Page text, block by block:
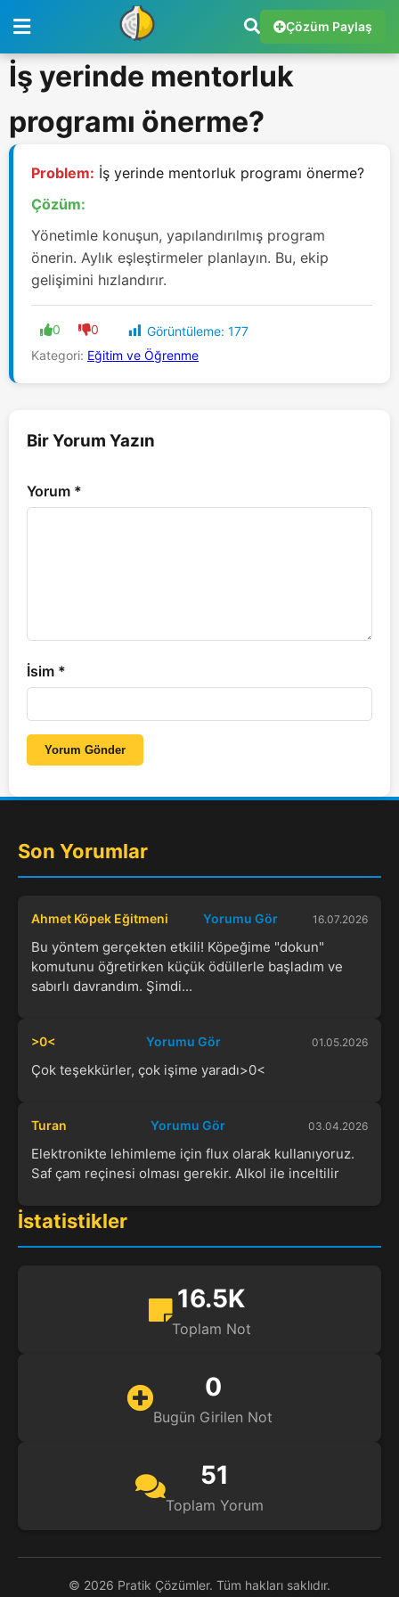
Çözüm Paylaş
İş yerinde mentorluk
programı önerme?
Problem: İş yerinde mentorluk programı önerme?
Çözüm:
Yönetimle konuşun, yapılandırılmış program
önerin. Aylık eşleştirmeler planlayın. Bu, ekip
gelişimini hızlandırır.
0 0 Görüntüleme: 177
Kategori: Eğitim ve Öğrenme
Bir Yorum Yazın
Yorum *
İsim *
Yorum Gönder
Son Yorumlar
Ahmet Köpek Eğitmeni Yorumu Gör 16.07.2026
Bu yöntem gerçekten etkili! Köpeğime "dokun"
komutunu öğretirken küçük ödüllerle başladım ve
sabırlı davrandım. Şimdi...
>0< Yorumu Gör 01.05.2026
Çok teşekkürler, çok işime yaradı>0<
Turan Yorumu Gör 03.04.2026
Elektronikte lehimleme için flux olarak kullanıyoruz.
Saf çam reçinesi olması gerekir. Alkol ile inceltilir
İstatistikler
16.5K
Toplam Not
0
Bugün Girilen Not
51
Toplam Yorum
© 2026 Pratik Çözümler. Tüm hakları saklıdır.